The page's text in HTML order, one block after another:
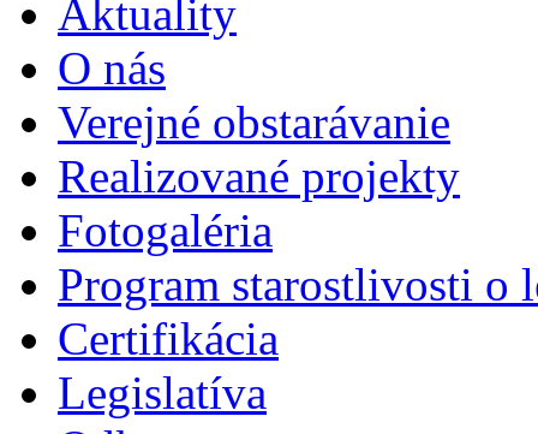
Aktuality
O nás
Verejné obstarávanie
Realizované projekty
Fotogaléria
Program starostlivosti o
Certifikácia
Legislatíva